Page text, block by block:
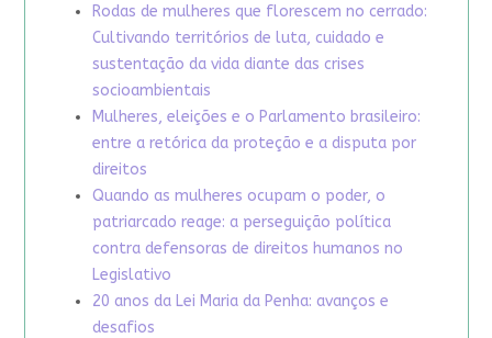
Rodas de mulheres que florescem no cerrado:
Cultivando territórios de luta, cuidado e
sustentação da vida diante das crises
socioambientais
Mulheres, eleições e o Parlamento brasileiro:
entre a retórica da proteção e a disputa por
direitos
Quando as mulheres ocupam o poder, o
patriarcado reage: a perseguição política
contra defensoras de direitos humanos no
Legislativo
20 anos da Lei Maria da Penha: avanços e
desafios